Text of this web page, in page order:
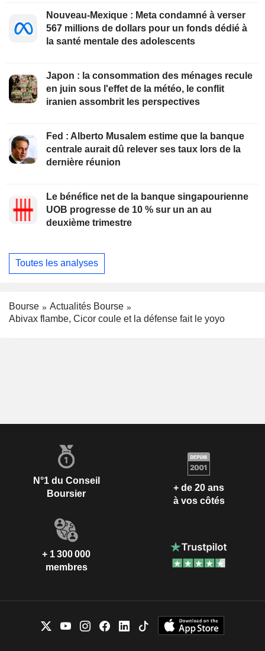
Nouveau-Mexique : Meta condamné à verser
567 millions de dollars pour un fonds dédié à
la santé mentale des adolescents
Japon : la consommation des ménages recule
en juin sous l'effet de la météo, le conflit
iranien assombrit les perspectives
Fed : Alberto Musalem estime que la banque
centrale aurait dû relever ses taux lors de la
dernière réunion
Le bénéfice net de la banque singapourienne
UOB progresse de 10 % sur un an au
deuxième trimestre
Toutes les analyses
Bourse
Actualités Bourse
Abivax flambe, Cicor coule et la défense fait le yoyo
N°1 du Conseil
Boursier
+ de 20 ans
à vos côtés
+ 1 300 000
membres